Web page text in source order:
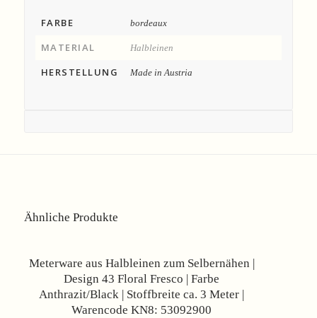
FARBE bordeaux
MATERIAL Halbleinen
HERSTELLUNG Made in Austria
Ähnliche Produkte
Meterware aus Halbleinen zum Selbernähen |
Design 43 Floral Fresco | Farbe
Anthrazit/Black | Stoffbreite ca. 3 Meter |
Warencode KN8: 53092900